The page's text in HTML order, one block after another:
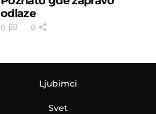
odlaze
0 0
Ljubimci
Svet